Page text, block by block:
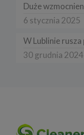
Duże
6 stycznia 2025
W Lublinie
30 grudnia 2024